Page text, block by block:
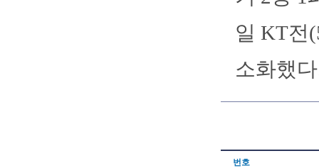
일 KT전
소화했
번호